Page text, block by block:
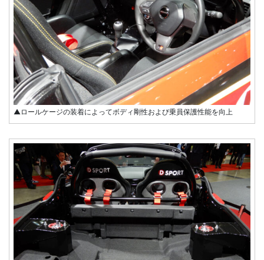
▲ロールケージの装着によってボディ剛性および乗員保護性能を向上